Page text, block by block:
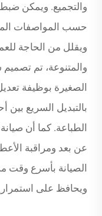
والتجميع. ويمكن ضبط
حسب المواصفات
ويقلل من الحاجة
الصغيرة بوظيفة
بالتبديل السريع بين
الطباعة. كما أن
عن بعد ومراقبة
الصيانة بأسرع وقت
ويحافظ على